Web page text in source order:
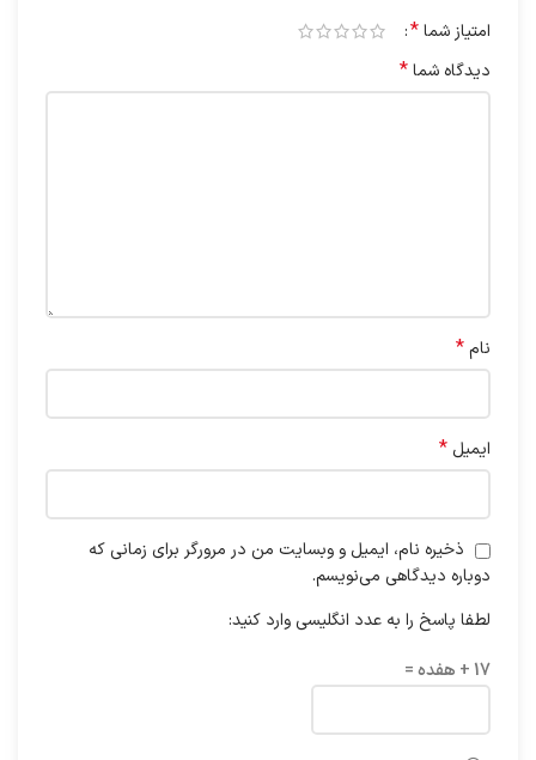
امتیاز شما*
دیدگاه شما*
نام*
ایمیل *
ذخیره نام، ایمیل و وبسایت من در مرورگر برای زمانی که
دوباره دیدگاهی می‌نویسم.
لطفا پاسخ را به عدد انگلیسی وارد کنید:
17 + هفده =